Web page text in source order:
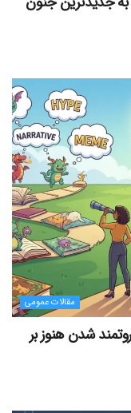
مقالات عمومی
ثروتمند شدن هنوز بر